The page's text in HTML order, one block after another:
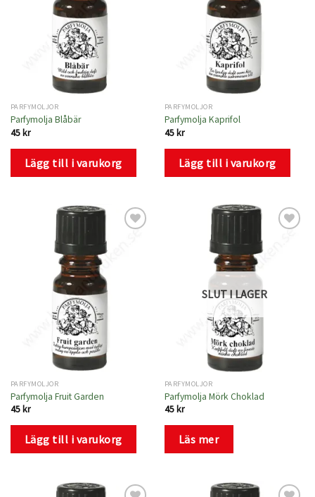
PARFYMOLJOR
Parfymolja Blåbär
45 kr
Lägg till i varukorg
PARFYMOLJOR
Parfymolja Kaprifol
45 kr
Lägg till i varukorg
önskelistan
PARFYMOLJOR
Parfymolja Fruit Garden
45 kr
Lägg till i varukorg
önskelistan
SLUT I LAGER
PARFYMOLJOR
Parfymolja Mörk Choklad
45 kr
Läs mer